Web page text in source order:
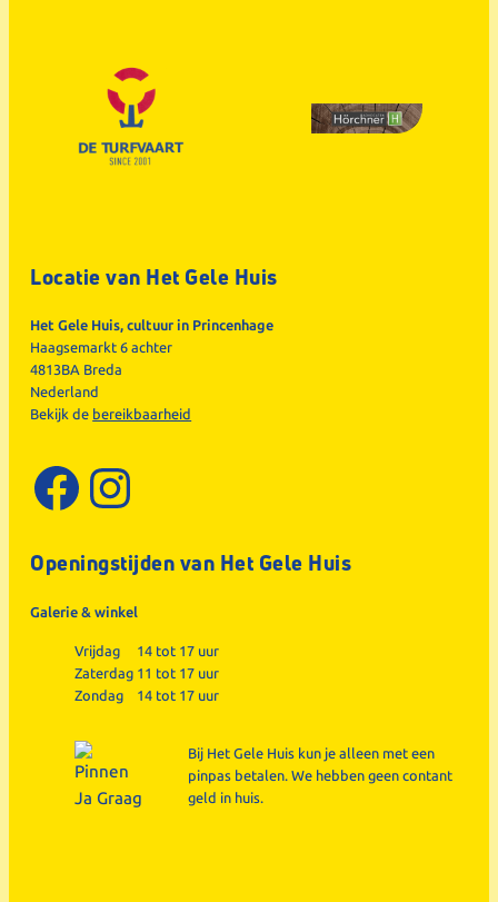
Locatie van Het Gele Huis
Het Gele Huis, cultuur in Princenhage
Haagsemarkt 6 achter
4813BA Breda
Nederland
Bekijk de bereikbaarheid
Facebook
Instagram
Openingstijden van Het Gele Huis
Galerie & winkel
Vrijdag
14 tot 17 uur
Zaterdag 11 tot 17 uur
Zondag
14 tot 17 uur
Bij Het Gele Huis kun je alleen met een
pinpas betalen. We hebben geen contant
geld in huis.